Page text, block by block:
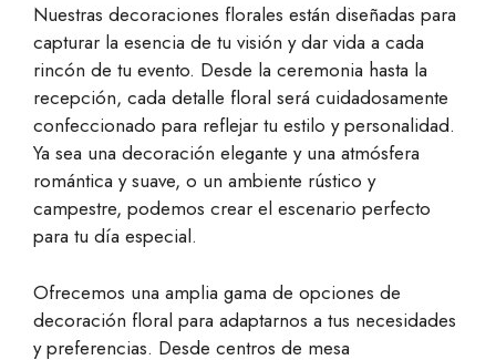
Nuestras decoraciones florales están diseñadas para
capturar la esencia de tu visión y dar vida a cada
rincón de tu evento. Desde la ceremonia hasta la
recepción, cada detalle floral será cuidadosamente
confeccionado para reflejar tu estilo y personalidad.
Ya sea una decoración elegante y una atmósfera
romántica y suave, o un ambiente rústico y
campestre, podemos crear el escenario perfecto
para tu día especial.
Ofrecemos una amplia gama de opciones de
decoración floral para adaptarnos a tus necesidades
y preferencias. Desde centros de mesa